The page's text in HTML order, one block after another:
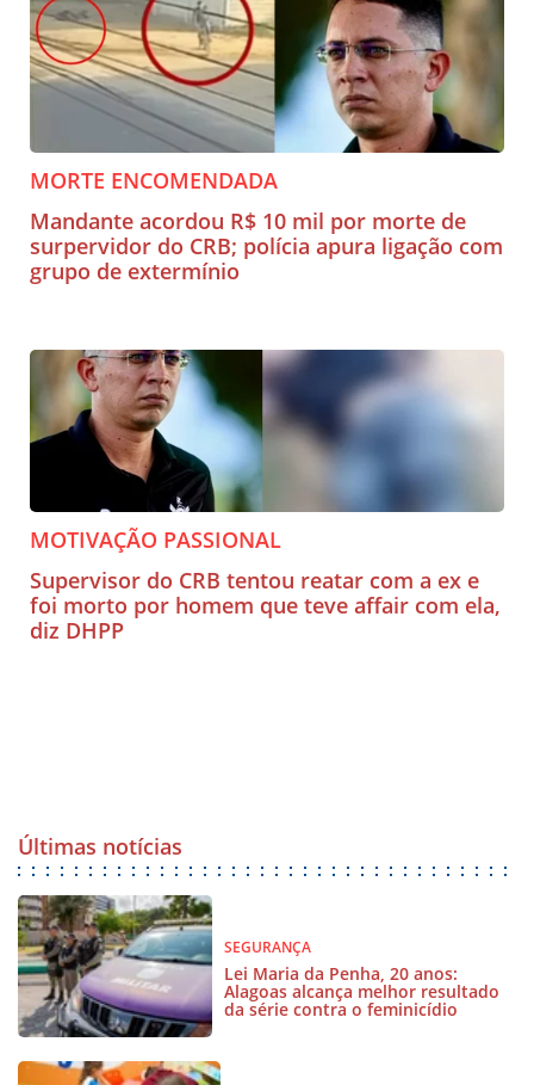
MORTE ENCOMENDADA
Mandante acordou R$ 10 mil por morte de
surpervidor do CRB; polícia apura ligação com
grupo de extermínio
MOTIVAÇÃO PASSIONAL
Supervisor do CRB tentou reatar com a ex e
foi morto por homem que teve affair com ela,
diz DHPP
Últimas notícias
SEGURANÇA
Lei Maria da Penha, 20 anos:
Alagoas alcança melhor resultado
da série contra o feminicídio